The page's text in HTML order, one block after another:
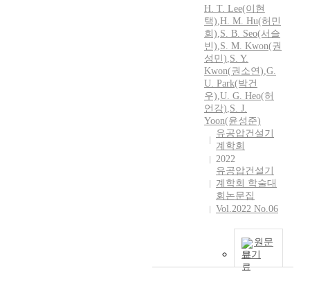
H. T. Lee(이현
택),H. M. Hu(허민
회),S. B. Seo(서슬
빈),S. M. Kwon(권
성민),S. Y.
Kwon(권소연),G.
U. Park(박건
우),U. G. Heo(허
언강),S. J.
Yoon(윤성준)
유공압건설기
계학회
2022
유공압건설기
계학회 학술대
회논문집
Vol.2022 No.06
원문
보기